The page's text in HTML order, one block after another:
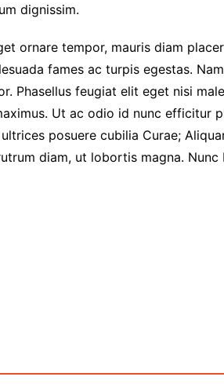
dignissim.
ornare tempor, mauris diam
fames ac turpis egestas.
feugiat elit eget nisi
Ut ac odio id nunc efficitur
posuere cubilia Curae;
diam, ut lobortis magna.